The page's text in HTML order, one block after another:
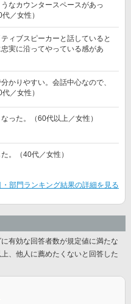
なカウンタースペースがあっ
／女性）
ィブスピーカーと話していると
実に沿ってやっている感があ
かりやすい。会話中心なので、
／女性）
った。（60代以上／女性）
。（40代／女性）
・部門ランキング結果の詳細を見る
有効な回答者数が規定値に満たな
、他人に薦めたくないと回答した